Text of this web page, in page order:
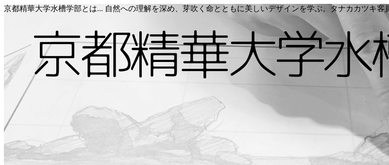
京都精華大学水槽学部とは... 自然への理解を深め、芽吹く命とともに美しいデザインを学ぶ。タナカカツキ客